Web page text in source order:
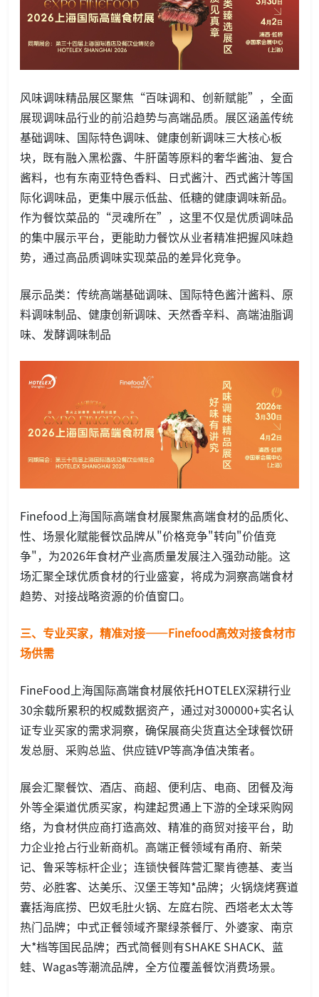
风味调味精品展区聚焦“百味调和、创新赋能”，全面
展现调味品行业的前沿趋势与高端品质。展区涵盖传统
基础调味、国际特色调味、健康创新调味三大核心板
块，既有融入黑松露、牛肝菌等原料的奢华酱油、复合
酱料，也有东南亚特色香料、日式酱汁、西式酱汁等国
际化调味品，更集中展示低盐、低糖的健康调味新品。
作为餐饮菜品的“灵魂所在”，这里不仅是优质调味品
的集中展示平台，更能助力餐饮从业者精准把握风味趋
势，通过高品质调味实现菜品的差异化竞争。
展示品类：传统高端基础调味、国际特色酱汁酱料、原
料调味制品、健康创新调味、天然香辛料、高端油脂调
味、发酵调味制品
Finefood上海国际高端食材展聚焦高端食材的品质化、
性、场景化赋能餐饮品牌从"价格竞争"转向"价值竞
争"，为2026年食材产业高质量发展注入强劲动能。这
场汇聚全球优质食材的行业盛宴，将成为洞察高端食材
趋势、对接战略资源的价值窗口。
三、专业买家，精准对接——Finefood高效对接食材市
场供需
FineFood上海国际高端食材展依托HOTELEX深耕行业
30余载所累积的权威数据资产，通过对300000+实名认
证专业买家的需求洞察，确保展商尖货直达全球餐饮研
发总厨、采购总监、供应链VP等高净值决策者。
展会汇聚餐饮、酒店、商超、便利店、电商、团餐及海
外等全渠道优质买家，构建起贯通上下游的全球采购网
络，为食材供应商打造高效、精准的商贸对接平台，助
力企业抢占行业新商机。高端正餐领域有甬府、新荣
记、鲁采等标杆企业；连锁快餐阵营汇聚肯德基、麦当
劳、必胜客、达美乐、汉堡王等知*品牌；火锅烧烤赛道
囊括海底捞、巴奴毛肚火锅、左庭右院、西塔老太太等
热门品牌；中式正餐领域齐聚绿茶餐厅、外婆家、南京
大*档等国民品牌；西式简餐则有SHAKE SHACK、蓝
蛙、Wagas等潮流品牌，全方位覆盖餐饮消费场景。